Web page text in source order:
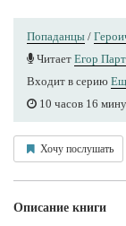
Попаданцы /
Читает Егор
Входит в серию
10 часов 16
Хочу послушать
Описание книги